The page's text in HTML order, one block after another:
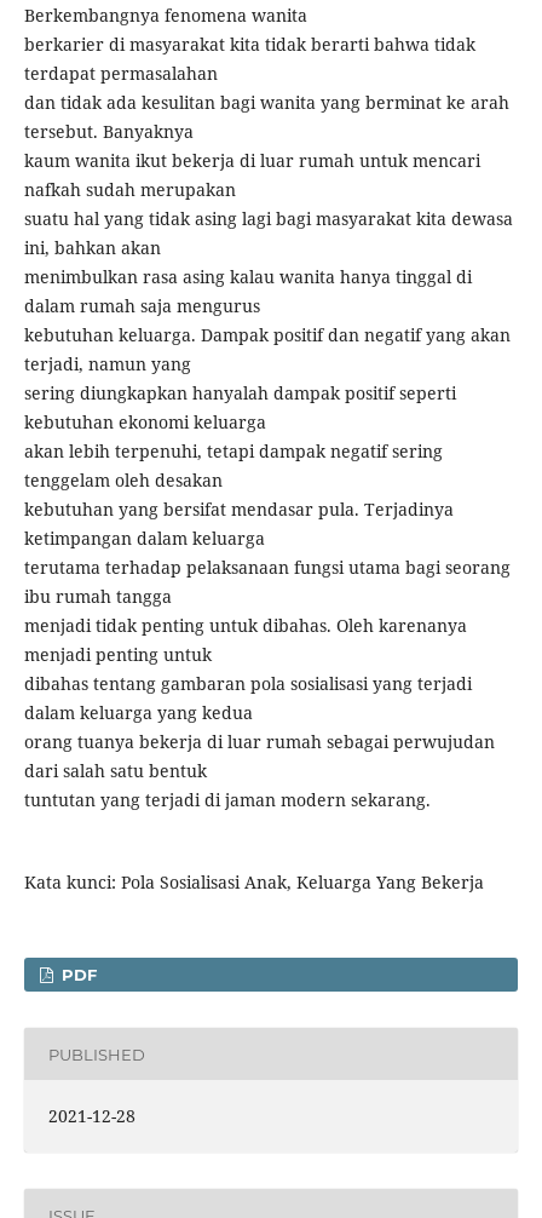
Berkembangnya fenomena wanita
berkarier di masyarakat kita tidak berarti bahwa tidak
terdapat permasalahan
dan tidak ada kesulitan bagi wanita yang berminat ke arah
tersebut. Banyaknya
kaum wanita ikut bekerja di luar rumah untuk mencari
nafkah sudah merupakan
suatu hal yang tidak asing lagi bagi masyarakat kita dewasa
ini, bahkan akan
menimbulkan rasa asing kalau wanita hanya tinggal di
dalam rumah saja mengurus
kebutuhan keluarga. Dampak positif dan negatif yang akan
terjadi, namun yang
sering diungkapkan hanyalah dampak positif seperti
kebutuhan ekonomi keluarga
akan lebih terpenuhi, tetapi dampak negatif sering
tenggelam oleh desakan
kebutuhan yang bersifat mendasar pula. Terjadinya
ketimpangan dalam keluarga
terutama terhadap pelaksanaan fungsi utama bagi seorang
ibu rumah tangga
menjadi tidak penting untuk dibahas. Oleh karenanya
menjadi penting untuk
dibahas tentang gambaran pola sosialisasi yang terjadi
dalam keluarga yang kedua
orang tuanya bekerja di luar rumah sebagai perwujudan
dari salah satu bentuk
tuntutan yang terjadi di jaman modern sekarang.
Kata kunci: Pola Sosialisasi Anak, Keluarga Yang Bekerja
PDF
PUBLISHED
2021-12-28